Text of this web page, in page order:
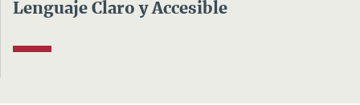
Lenguaje Claro y Accesible